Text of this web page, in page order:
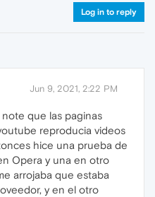
Log in to reply
Jun 9, 2021, 2:22 PM
que las paginas
reproducia videos
hice una prueba de
Opera y una en otro
arrojaba que estaba
y en el otro